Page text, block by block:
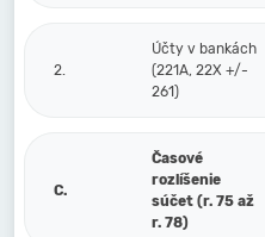
2.
Účty v bankách
(221A, 22X +/-
261)
C.
Časové
rozlíšenie
súčet (r. 75 až
r. 78)